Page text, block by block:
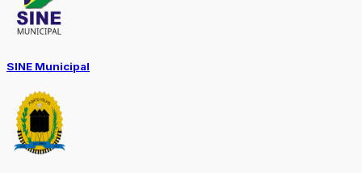
SINE Municipal